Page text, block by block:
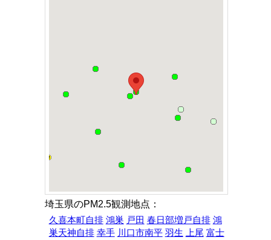
埼玉県のPM2.5観測地点：
久喜本町自排 鴻巣 戸田 春日部増戸自排 鴻
巣天神自排 幸手 川口市南平 羽生 上尾 富士